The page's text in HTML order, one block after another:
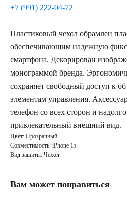
+7 (991) 222-04-72
Пластиковый чехол обрамлен
обеспечивающим надежную
смартфона. Декорирован
монограммой бренда.
сохраняет свободный доступ к
элементам управления.
телефон со всех сторон и
привлекательный внешний вид.
Цвет: Прозрачный
Совместимость: iPhone 15
Вид защиты: Чехол
Вам может понравиться